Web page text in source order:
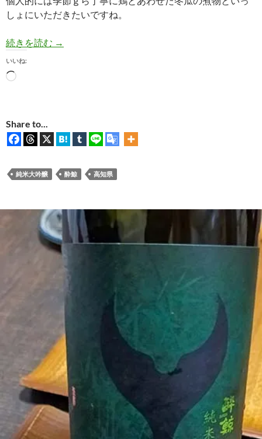
しょにいただきたいですね。
続きを読む 【日本酒実飲】酔鯨 純米大吟醸高育秋あがりは
→
いいね:
読
中…
Share to...
純米大吟醸 酔鯨 高知県